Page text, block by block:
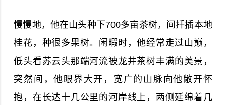
慢慢地，他在山头种下700多亩茶树，间扦插本地
桂花，种很多果树。闲暇时，他经常走过山巅，
低头看苏云头那端河流被龙井茶树丰满的美景，
突然间，他眼界大开，宽广的山脉向他敞开怀
抱，在长达十几公里的河岸线上，两侧延绵着几